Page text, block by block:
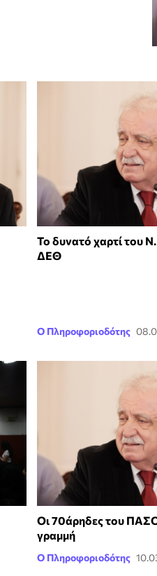
Το δυνατό χαρτί του
ΔΕΘ
Ο Πληροφοριοδότης
Οι 70άρηδες του
γραμμή
Ο Πληροφοριοδότης